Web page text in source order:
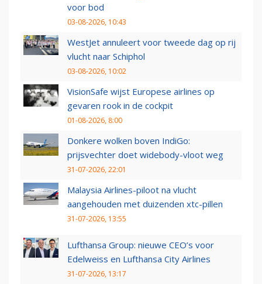
voor bod
03-08-2026, 10:43
WestJet annuleert voor tweede dag op rij
vlucht naar Schiphol
03-08-2026, 10:02
VisionSafe wijst Europese airlines op
gevaren rook in de cockpit
01-08-2026, 8:00
Donkere wolken boven IndiGo:
prijsvechter doet widebody-vloot weg
31-07-2026, 22:01
Malaysia Airlines-piloot na vlucht
aangehouden met duizenden xtc-pillen
31-07-2026, 13:55
Lufthansa Group: nieuwe CEO’s voor
Edelweiss en Lufthansa City Airlines
31-07-2026, 13:17